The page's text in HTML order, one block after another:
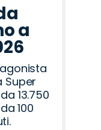
a
Super
13.750
100